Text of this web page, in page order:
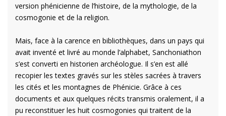
version phénicienne de l’histoire, de la mythologie, de la
cosmogonie et de la religion.
Mais, face à la carence en bibliothèques, dans un pays qui
avait inventé et livré au monde l’alphabet, Sanchoniathon
s’est converti en historien archéologue. Il s’en est allé
recopier les textes gravés sur les stèles sacrées à travers
les cités et les montagnes de Phénicie. Grâce à ces
documents et aux quelques récits transmis oralement, il a
pu reconstituer les huit cosmogonies qui traitent de la